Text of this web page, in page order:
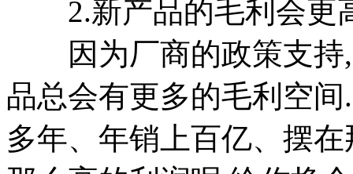
2.新产品的毛利会更
因为厂商的政策支持,
品总会有更多的毛利空
多年、年销上百亿、摆